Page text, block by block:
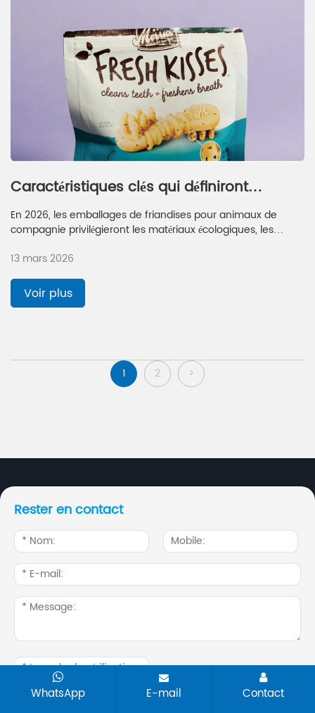
Caractéristiques clés qui définiront
l'emballage des friandises pour animaux
de compagnie en 2026
En 2026, les emballages de friandises pour animaux de
compagnie privilégieront les matériaux écologiques, les
des friandises plus sûres, plus fraîches et plus pratiques.
13 mars 2026
Voir plus
1 2 >
Rester en contact
WhatsApp E-mail Contact